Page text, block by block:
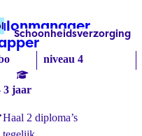
(bol)
niveau 4
3 jaar
Haal 2 diploma’s
Labels:
Schoonheidsverzorging